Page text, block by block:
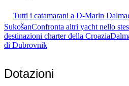
Tutti i catamarani a D-Marin
SukošanConfronta altri yacht nello
destinazioni charter della Croazia
di Dubrovnik
Dotazioni